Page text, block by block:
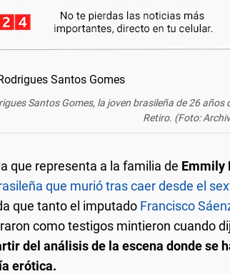
Santos Gomes, la joven brasileña de 26
Retiro. (Foto:
que representa a la familia de Emmily
que murió tras caer desde el
que tanto el imputado Francisco
como testigos mintieron cuando
del análisis de la escena donde se
erótica.